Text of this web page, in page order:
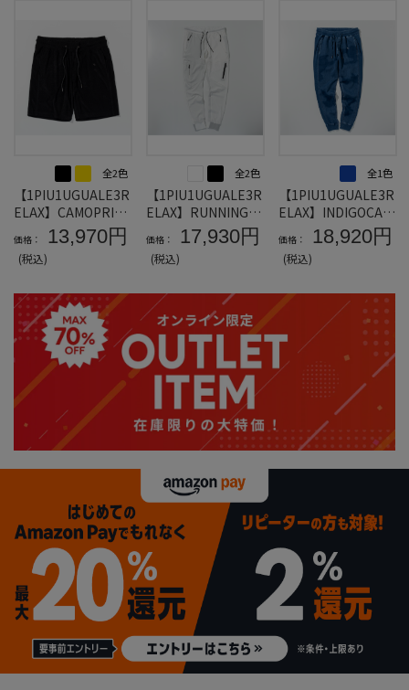
全2色
【1PIU1UGUALE3R
ELAX】CAMOPRINT
EMBOSSEDPILESH
ORTPANTS
価格： 13,970円
(税込)
全2色
【1PIU1UGUALE3R
ELAX】RUNNINGBI
COLORLONGPANTS
価格： 17,930円
(税込)
全1色
【1PIU1UGUALE3R
ELAX】INDIGOCAM
OJOGGERPANTS
価格： 18,920円
(税込)